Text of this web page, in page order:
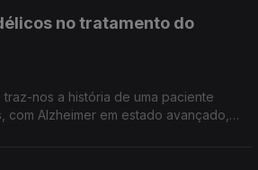
no tratamento do
traz-nos a história de uma paciente
com Alzheimer em estado avançado,